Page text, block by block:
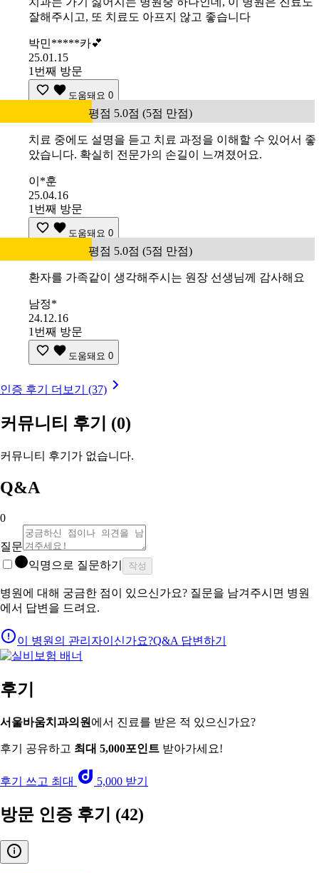
잘해주시고, 또 치료도 아프지 않고 좋습니다
박민*****카💕
25.01.15
1번째 방문
도움돼요 0
평점 5.0점 (5점 만점)
치료 중에도 설명을 듣고 치료 과정을 이해할 수 있어서 좋
았습니다. 확실히 전문가의 손길이 느껴졌어요.
이*훈
25.04.16
1번째 방문
도움돼요 0
평점 5.0점 (5점 만점)
환자를 가족같이 생각해주시는 원장 선생님께 감사해요
남정*
24.12.16
1번째 방문
도움돼요 0
인증 후기 더보기 (37)
커뮤니티 후기 (0)
커뮤니티 후기가 없습니다.
Q&A
0
질문
익명으로 질문하기
작성
병원에 대해 궁금한 점이 있으신가요? 질문을 남겨주시면 병원
에서 답변을 드려요.
이 병원의 관리자이신가요?Q&A 답변하기
후기
서울바움치과의원 에서 진료를 받은 적 있으신가요?
후기 공유하고 최대 5,000포인트 받아가세요!
후기 쓰고 최대 5,000 받기
방문 인증 후기 (42)